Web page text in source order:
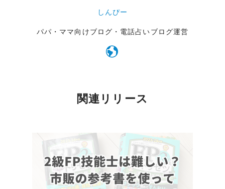
しんぴー
パパ・ママ向けブログ・電話占いブログ運営
関連リリース